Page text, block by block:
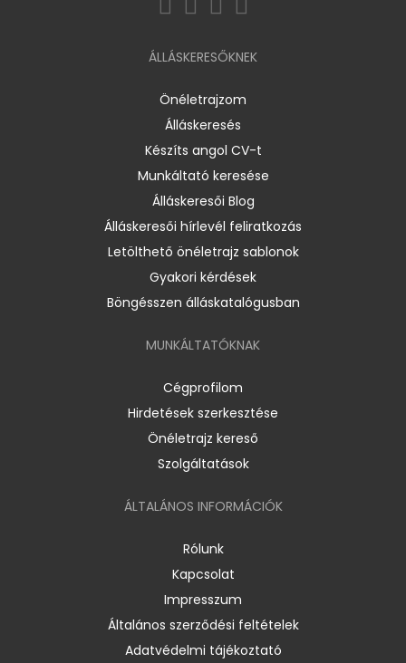
ÁLLÁSKERESŐKNEK
Önéletrajzom
Álláskeresés
Készíts angol CV-t
Munkáltató keresése
Álláskeresői Blog
Álláskeresői hírlevél feliratkozás
Letölthető önéletrajz sablonok
Gyakori kérdések
Böngésszen álláskatalógusban
MUNKÁLTATÓKNAK
Cégprofilom
Hirdetések szerkesztése
Önéletrajz kereső
Szolgáltatások
ÁLTALÁNOS INFORMÁCIÓK
Rólunk
Kapcsolat
Impresszum
Általános szerződési feltételek
Adatvédelmi tájékoztató